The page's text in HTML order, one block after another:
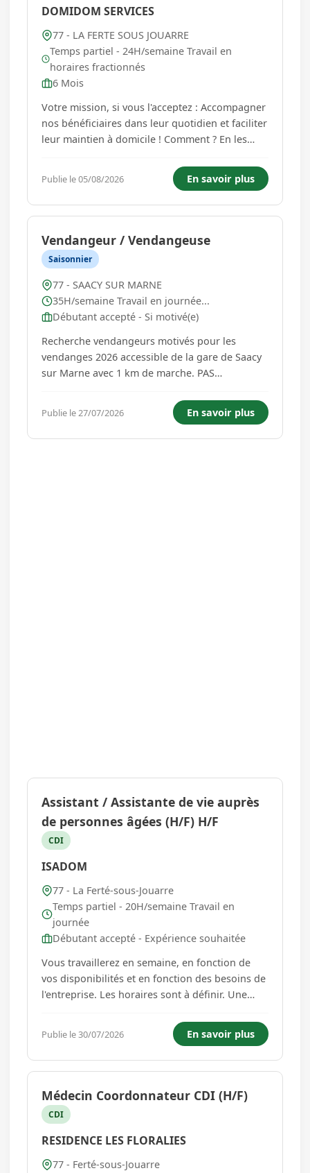
DOMIDOM SERVICES
77 - LA FERTE SOUS JOUARRE
Temps partiel - 24H/semaine Travail en
horaires fractionnés
6 Mois
Votre mission, si vous l'acceptez : Accompagner
nos bénéficiaires dans leur quotidien et faciliter
leur maintien à domicile ! Comment ? En les
mais aussi par votre présence, un sourire, et le
respect de leur parcours de vie. Ce que vous
trouver...
Publie le 05/08/2026 En savoir plus
Vendangeur / Vendangeuse
Saisonnier
77 - SAACY SUR MARNE
35H/semaine Travail en journée...
Débutant accepté - Si motivé(e)
Recherche vendangeurs motivés pour les
vendanges 2026 accessible de la gare de Saacy
sur Marne avec 1 km de marche. PAS
travail une semaine à compter du 25 août, le
repas du midi est offert. Les horaires de travail
peuvent changer selon les condit...
Publie le 27/07/2026 En savoir plus
Assistant / Assistante de vie auprès
de personnes âgées (H/F) H/F
CDI
ISADOM
77 - La Ferté-sous-Jouarre
Temps partiel - 20H/semaine Travail en
journée
Débutant accepté - Expérience souhaitée
Vous travaillerez en semaine, en fonction de
vos disponibilités et en fonction des besoins de
l'entreprise. Les horaires sont à définir. Une
aller jusqu'en milieu d'après-midi. Et/ou
pouvant aller le soir jusqu'à 20h00. Travail un
week-end sur deux ...
Publie le 30/07/2026 En savoir plus
Médecin Coordonnateur CDI (H/F)
CDI
RESIDENCE LES FLORALIES
77 - Ferté-sous-Jouarre